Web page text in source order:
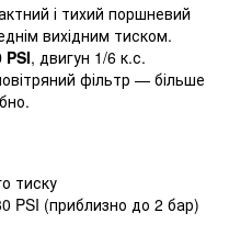
і тихий поршневий
вихідним тиском.
PSI, двигун 1/6 к.с.
фільтр — більше
тиску
PSI (приблизно до 2 бар)